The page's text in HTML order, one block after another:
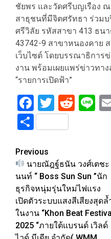
ชัยพร และวัดศรีบญเรือง
สาธุชนที่มีจิตศรัทธา ร่วม
ศรีวิลัย รหัสสาขา 413 ธน
43742-9 สาขาหนองคาย
เว็บไซต์ โดยบรรณาธิการ
งาน พร้อมเผยแพร่ข่าวทา
“รายการเปิดฟ้า”
Facebook
Twitter
Share
Post
navigation
Previous
นายณัฎฐ์ธนัน วงศ์เตชะ
นนท์ “ Boss Sun Sun ”นัก
ธุรกิจหนุ่มรุ่นใหม่ไฟแรง
เปิดตัวระบบแสงสีเสียงสุดล้
ในงาน “Khon Beat
2025 “ภายใต้แบรนด์ เวิลด์